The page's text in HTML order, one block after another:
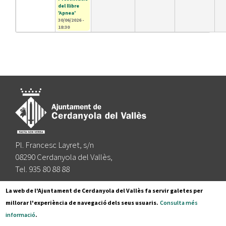
del llibre
'Apnea'
30/06/2026 -
18:30
Pl. Francesc Layret, s/n
08290 Cerdanyola del Vallès,
Tel. 935 80 88 88
Segueix-nos a:
La web de l'Ajuntament de Cerdanyola del Vallès fa servir galetes per
millorar l'experiència de navegació dels seus usuaris. Consulta més
informació.